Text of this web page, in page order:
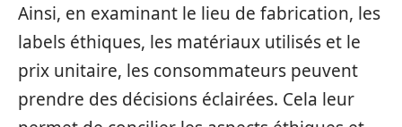
Ainsi, en examinant le lieu de fabrication, les
labels éthiques, les matériaux utilisés et le
prix unitaire, les consommateurs peuvent
prendre des décisions éclairées. Cela leur